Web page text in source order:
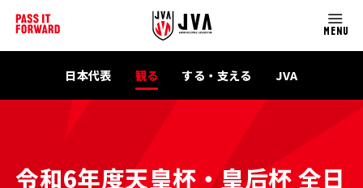
MENU
日本代表 観る する・支える JVA
令和6年度天皇杯・皇后杯 全日